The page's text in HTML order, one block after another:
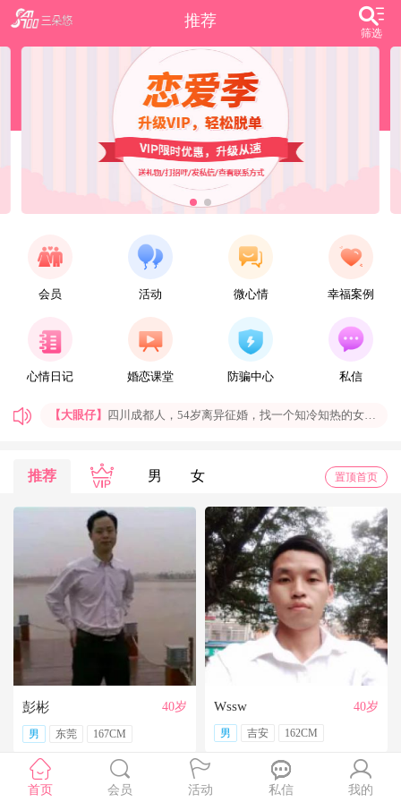
推荐
筛选
会员 活动 微心情 幸福案例
心情日记 婚恋课堂 防骗中心 私信
【大眼仔】
四川成都人，54岁离异征婚，找一个知冷知热的女人结婚过日子，非诚勿扰
【一米阳光】
上海征婚，找一位条件好点、能结婚的伴侣成家
【玉兰花】 山东济南本人，离异带一女儿，大龄男征婚，非诚勿扰。
【红玫】你再不来，我都老啦，个人诚征婚，限广西南宁
【乐园】湖北蕲春离异大龄女征婚，找一个蕲春的、60岁上下的男士结婚，共同过日子，不诚勿扰
【携手到老】今天开通钻石会员了，给我来信吧，我能看到你的联系方式哦
【铭铭】 40岁未婚上海杨浦男征婚，外地人或者上海人都可以，不介意是否离异，三观合适即可，速与我联系。
【任子君】
现居深圳罗湖区，44岁，离异，在深圳工作，找一个大方、善良，会疼爱人的女子做老婆，希望​‌‌能在这里遇见你，非诚勿扰。
【张小英】想找一个心动的人
推荐 男 女 置顶首页
彭彬 40岁
男 东莞 167CM
Wssw 40岁
男 吉安 162CM
首页 会员 活动 私信 我的